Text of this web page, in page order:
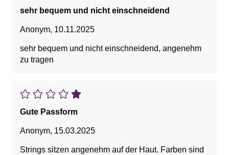
sehr bequem und nicht einschneidend
Anonym, 10.11.2025
sehr bequem und nicht einschneidend, angenehm
zu tragen
Gute Passform
Anonym, 15.03.2025
Strings sitzen angenehm auf der Haut. Farben sind